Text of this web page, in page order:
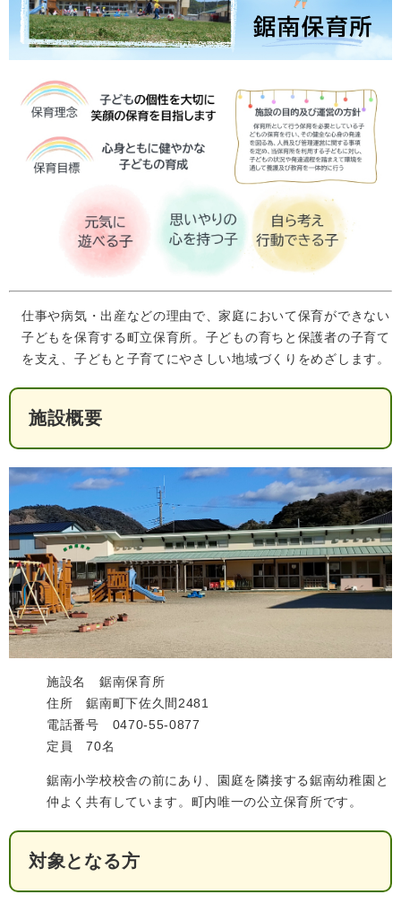
ハザードマップ 指定避難場所
休日夜間救急 鋸南病院
便利なサービス
循環バス 防災安心メール
ごみの分け方・出し方 申請書ダウンロード
ライフシーンから探す
妊娠・出産
くらし・手続き
住民票・戸籍
保険・年金
税金
消防・防災
防犯・安全
上水道・下水道
ごみ・環境・ペット
コミュニティ・協働
人権・男女共同参画
住まい
道路・交通
健康・福祉
健康・医療
福祉・介護
子育て
教育
生涯学習・スポーツ
しごと・産業
産業振興
しごと
入札・契約情報
観光情報
知る
観る・遊ぶ
買う・食べる
泊まる
観光パンフレット
町の概要
政策・施策
町政運営
町の取り組み
広報・広聴
町政への参加
職員採用・人事
とじる
仕事や病気・出産などの理由で、家庭において保育ができない
子どもを保育する町立保育所。子どもの育ちと保護者の子育て
を支え、子どもと子育てにやさしい地域づくりをめざします。​
施設概要
施設名 鋸南保育所
住所 鋸南町下佐久間2481
電話番号 0470-55-0877
定員 70名
鋸南小学校校舎の前にあり、園庭を隣接する鋸南幼稚園と
仲よく共有しています。町内唯一の公立保育所です。
対象となる方